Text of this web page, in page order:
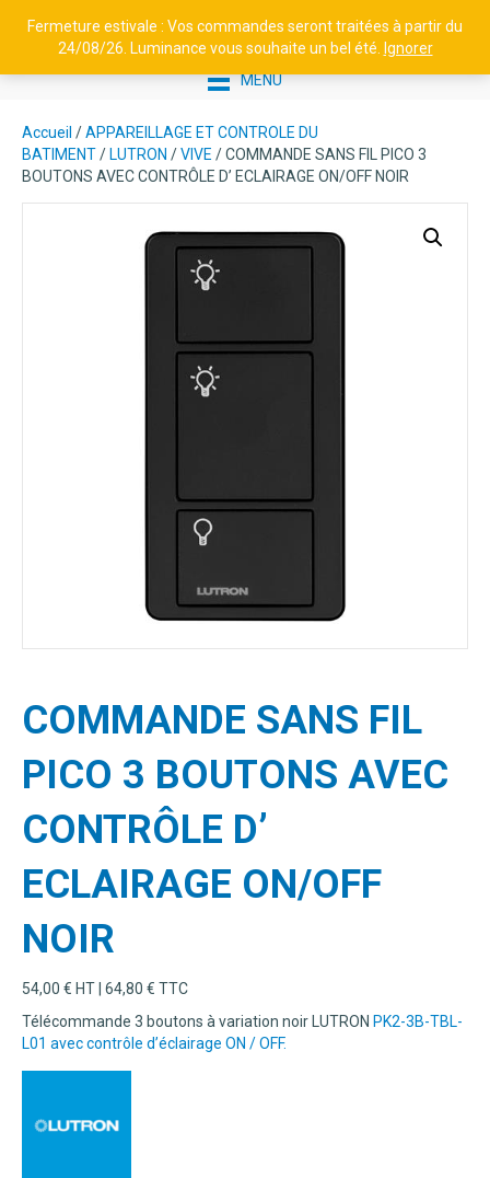
Fermeture estivale : Vos commandes seront traitées à partir du
24/08/26. Luminance vous souhaite un bel été.
Ignorer
BOLÉRO N°2 - GRIS ARDOISE
224,17
MENU
Accueil /APPAREILLAGE ET CONTROLE DU
BATIMENT/ LUTRON /VIVE / COMMANDE SANS FIL PICO 3
BOUTONS AVEC CONTRÔLE D’ ECLAIRAGE ON/OFF NOIR
COMMANDE SANS FIL
PICO 3 BOUTONS AVEC
CONTRÔLE D’
ECLAIRAGE ON/OFF
NOIR
54,00 € HT | 64,80 € TTC
Télécommande 3 boutons à variation noir LUTRON PK2-3B-TBL-
L01 avec contrôle d’éclairage ON / OFF.